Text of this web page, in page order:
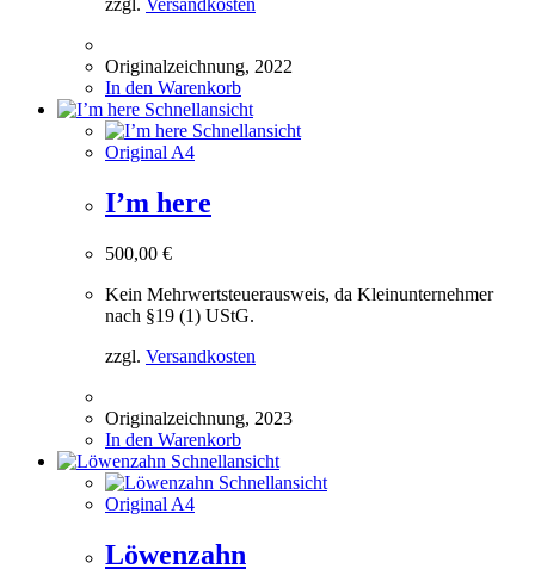
Originalzeichnung, 2022
In den Warenkorb
Schnellansicht
Schnellansicht
Original A4
I’m here
500,00 €
Kein Mehrwertsteuerausweis, da Kleinunternehmer
nach §19 (1) UStG.
zzgl. Versandkosten
Originalzeichnung, 2023
In den Warenkorb
Schnellansicht
Schnellansicht
Original A4
Löwenzahn